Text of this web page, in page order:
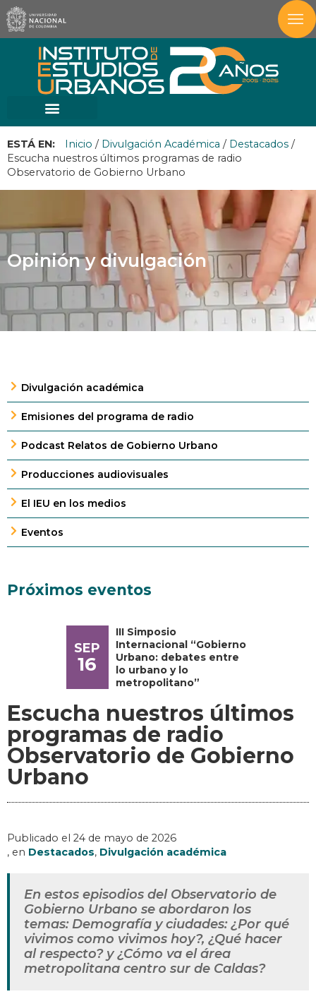
ESTÁ EN: Inicio / Divulgación Académica / Destacados /
Escucha nuestros últimos programas de radio
Observatorio de Gobierno Urbano
Opinión y divulgación
Divulgación académica
Emisiones del programa de radio
Podcast Relatos de Gobierno Urbano
Producciones audiovisuales
El IEU en los medios
Eventos
Próximos eventos
SEP
16
III Simposio
Internacional “Gobierno
Urbano: debates entre
lo urbano y lo
metropolitano”
Escucha nuestros últimos
programas de radio
Observatorio de Gobierno
Urbano
Publicado el 24 de mayo de 2026
, en Destacados, Divulgación académica
En estos episodios del Observatorio de
Gobierno Urbano se abordaron los
temas: Demografía y ciudades: ¿Por qué
vivimos como vivimos hoy?, ¿Qué hacer
al respecto? y ¿Cómo va el área
metropolitana centro sur de Caldas?